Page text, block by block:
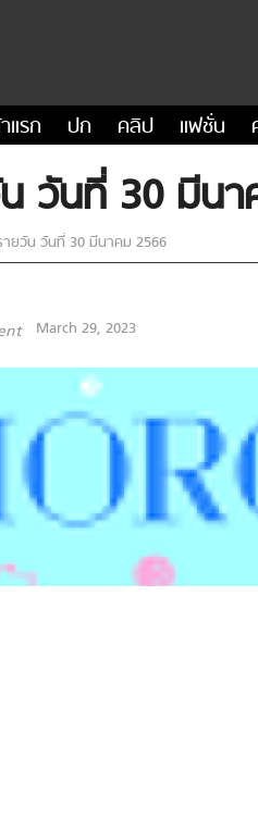
แรก ปก คลิป แฟชั่น
วันที่ 30 มีน
ยวัน วันที่ 30 มีนาคม 2566
March 29, 2023